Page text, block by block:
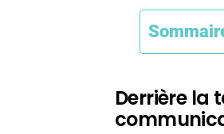
Derrière la